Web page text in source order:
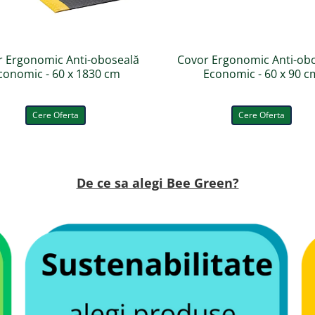
este o soluție heavy-duty dedicată profesioniștilor care lucrează în cele
Ergonomic Anti-oboseală
- 60 x 1830 cm
Cere Oferta
Covor Ergonomic Anti-
Economic - 60 x 90
Cere Oferta
De ce sa alegi Bee Green?